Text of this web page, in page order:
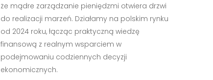
że mądre zarządzanie pieniędzmi otwiera drzwi
do realizacji marzeń. Działamy na polskim rynku
od 2024 roku, łącząc praktyczną wiedzę
finansową z realnym wsparciem w
podejmowaniu codziennych decyzji
ekonomicznych.